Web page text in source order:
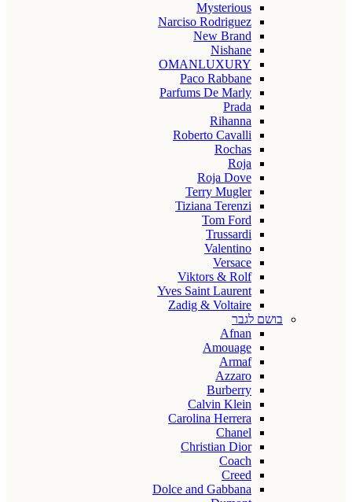
Mysterious
Narciso Rodriguez
New Brand
Nishane
OMANLUXURY
Paco Rabbane
Parfums De Marly
Prada
Rihanna
Roberto Cavalli
Rochas
Roja
Roja Dove
Terry Mugler
Tiziana Terenzi
Tom Ford
Trussardi
Valentino
Versace
Viktors & Rolf
Yves Saint Laurent
Zadig & Voltaire
בושם לגבר
Afnan
Amouage
Armaf
Azzaro
Burberry
Calvin Klein
Carolina Herrera
Chanel
Christian Dior
Coach
Creed
Dolce and Gabbana